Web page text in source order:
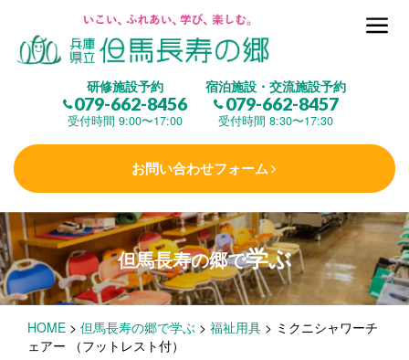
研修施設予約
079-662-8456
受付時間 9:00〜17:00
宿泊施設・交流施設予約
079-662-8457
受付時間 8:30〜17:30
お問い合わせフォーム
但馬長寿の郷とは
(研修施設)
楽しむ
学 ぶ(健康福祉)
泊まる(宿泊)
但馬長寿の郷で学ぶ
HOME > 但馬長寿の郷で学ぶ > 福祉用具 > ミクニシャワーチ
ェアー （フットレスト付）